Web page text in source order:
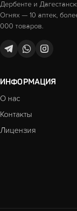
Дербенте и
Огнях — 10 аптек,
000 товаров.
ИНФОРМАЦИЯ
О нас
Контакты
Лицензия